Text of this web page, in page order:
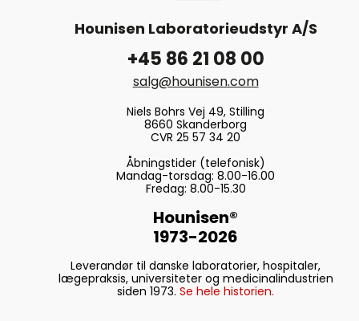
Hounisen Laboratorieudstyr A/S
+45 86 21 08 00
salg@hounisen.com
Niels Bohrs Vej 49, Stilling
8660 Skanderborg
CVR 25 57 34 20
Åbningstider (telefonisk)
Mandag-torsdag: 8.00-16.00
Fredag: 8.00-15.30
Hounisen®
1973-2026
Leverandør til danske laboratorier, hospitaler,
lægepraksis, universiteter og medicinalindustrien
siden 1973. Se hele historien.